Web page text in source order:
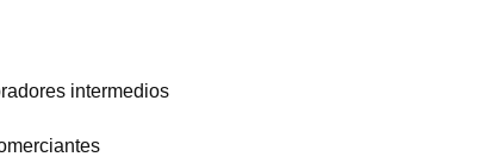
intermedios